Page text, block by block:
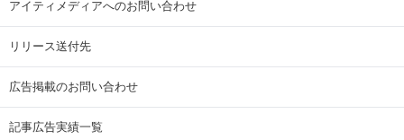
アイティメディアへのお問い合わせ
リリース送付先
広告掲載のお問い合わせ
記事広告実績一覧